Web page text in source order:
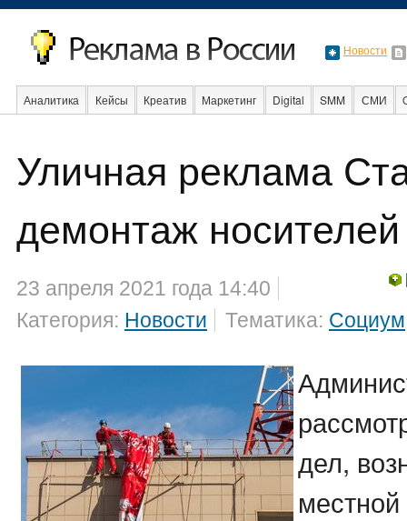
Новости
Аналитика Кейсы Креатив Маркетинг Digital SMM СМИ
События Event
Уличная реклама
демонтаж носителей
23 апреля 2021 года 14:40
Категория: Новости Тематика: Социум
дел,